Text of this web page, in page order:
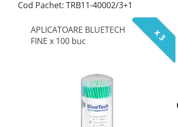
Cod Pachet: TRB11-40002/3+1
x 3
APLICATOARE BLUETECH
FINE x 100 buc